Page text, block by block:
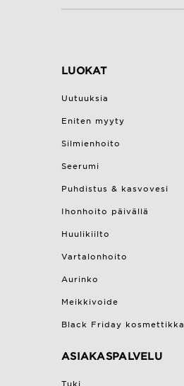
LUOKAT
Uutuuksia
Eniten myyty
Silmienhoito
Seerumi
Puhdistus & kasvovesi
Ihonhoito päivällä
Huulikiilto
Vartalonhoito
Aurinko
Meikkivoide
Black Friday kosmettikka
ASIAKASPALVELU
Tuki